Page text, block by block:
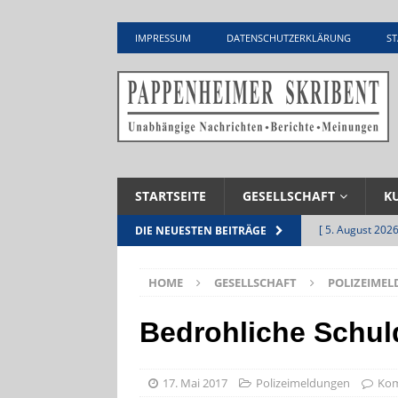
IMPRESSUM DATENSCHUTZERKLÄRUNG
STARTSEITE GESELLSCHAFT
DIE NEUESTEN BEITRÄGE [ 5. August
[ 5. August
Zementwerk
HOME GESELLSCHAFT
Bedrohliche
17. Mai 2017 Polizeimeldungen